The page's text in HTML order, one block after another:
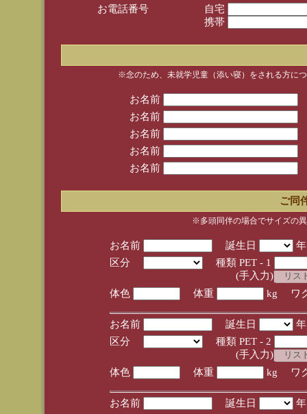
お電話番号
自宅
携帯
※念のため、未就学児童（添い寝）をされる方に
お名前
お名前
お名前
お名前
お名前
ご同
※多頭同伴の場合でサイズの
お名前 誕生日
区分
種類 PET - 1
(手入力)
体色
体重 kg ワ
お名前 誕生日
区分
種類 PET - 2
(手入力)
体色
体重 kg ワ
お名前 誕生日